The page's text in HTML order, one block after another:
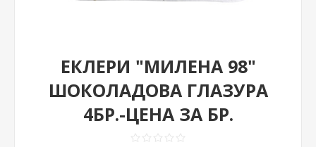
ЕКЛЕРИ "МИЛЕНА 98"
ШОКОЛАДОВА ГЛАЗУРА
4БР.-ЦЕНА ЗА БР.